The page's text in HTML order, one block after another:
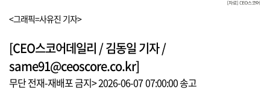
<그래픽=사유진 기자>
[CEO스코어데일리 / 김동일 기자 /
same91@ceoscore.co.kr]
무단 전재-재배포 금지> 2026-06-07 07:00:00 송고